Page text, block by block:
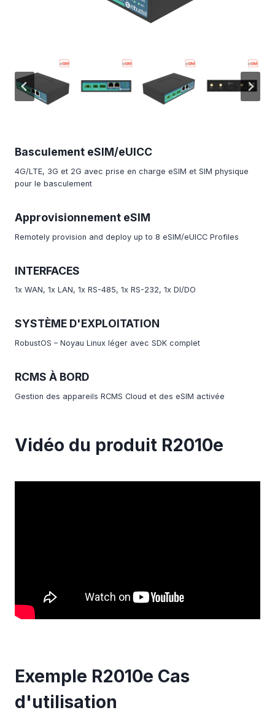
Basculement eSIM/eUICC
4G/LTE, 3G et 2G avec prise en charge eSIM et SIM physique
pour le basculement
Approvisionnement eSIM
Remotely provision and deploy up to 8 eSIM/eUICC Profiles
INTERFACES
1x WAN, 1x LAN, 1x RS-485, 1x RS-232, 1x DI/DO
SYSTÈME D'EXPLOITATION
RobustOS – Noyau Linux léger avec SDK complet
RCMS À BORD
Gestion des appareils RCMS Cloud et des eSIM activée
Vidéo du produit R2010e
Exemple R2010e Cas
d'utilisation